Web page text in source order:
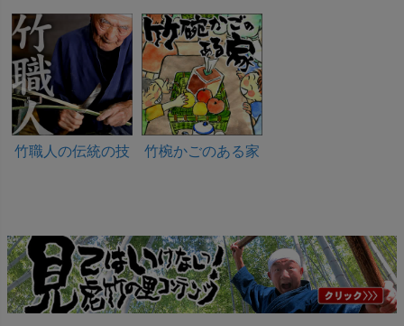
竹職人の伝統の技 竹椀かごのある家